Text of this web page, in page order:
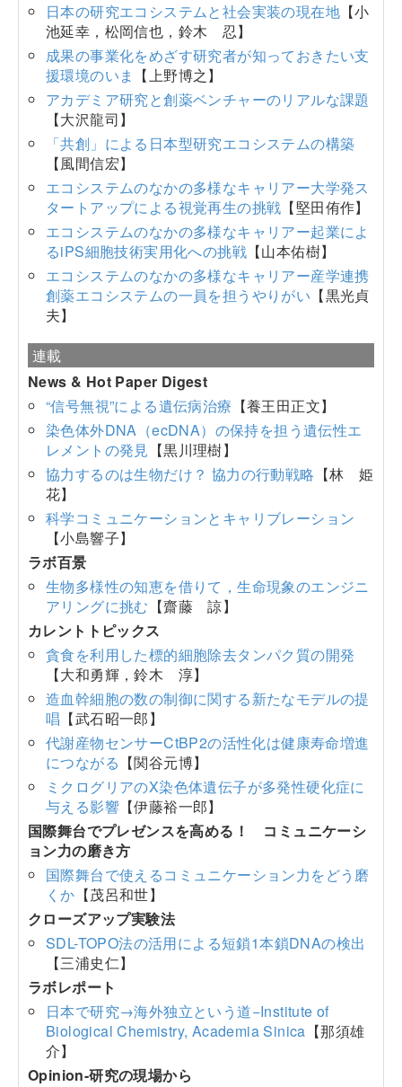
日本の研究エコシステムと社会実装の現在地 【小
池延幸，松岡信也，鈴木 忍】
成果の事業化をめざす研究者が知っておきたい支
援環境のいま
【上野博之】
アカデミア研究と創薬ベンチャーのリアルな課題
【大沢龍司】
「共創」による日本型研究エコシステムの構築
【風間信宏】
エコシステムのなかの多様なキャリアー大学発ス
タートアップによる視覚再生の挑戦 【堅田侑作】
エコシステムのなかの多様なキャリアー起業によ
るiPS細胞技術実用化への挑戦 【山本佑樹】
エコシステムのなかの多様なキャリアー産学連携
創薬エコシステムの一員を担うやりがい 【黒光貞
夫】
連載
News & Hot Paper Digest
“信号無視”による遺伝病治療 【養王田正文】
染色体外DNA（ecDNA）の保持を担う遺伝性エ
レメントの発見 【黒川理樹】
協力するのは生物だけ？ 協力の行動戦略 【林 姫
花】
科学コミュニケーションとキャリブレーション
【小島響子】
ラボ百景
生物多様性の知恵を借りて，生命現象のエンジニ
アリングに挑む 【齋藤 諒】
カレントトピックス
貪食を利用した標的細胞除去タンパク質の開発
【大和勇輝，鈴木 淳】
造血幹細胞の数の制御に関する新たなモデルの提
唱 【武石昭一郎】
代謝産物センサーCtBP2の活性化は健康寿命増進
につながる 【関谷元博】
ミクログリアのX染色体遺伝子が多発性硬化症に
与える影響 【伊藤裕一郎】
国際舞台でプレゼンスを高める！ コミュニケーシ
ョン力の磨き方
国際舞台で使えるコミュニケーション力をどう磨
くか 【茂呂和世】
クローズアップ実験法
SDL-TOPO法の活用による短鎖1本鎖DNAの検出
【三浦史仁】
ラボレポート
日本で研究→海外独立という道−Institute of
Biological Chemistry, Academia Sinica 【那須雄
介】
Opinion-研究の現場から